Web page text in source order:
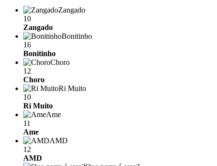
Zangado
10
Zangado
Bonitinho
16
Bonitinho
Choro
12
Choro
Ri Muito
10
Ri Muito
Ame
11
Ame
AMD
12
AMD